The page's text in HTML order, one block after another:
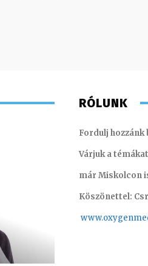
RÓLUNK
Fordulj hozzánk
Várjuk a
már Miskolcon
Köszönettel:
www.oxyge